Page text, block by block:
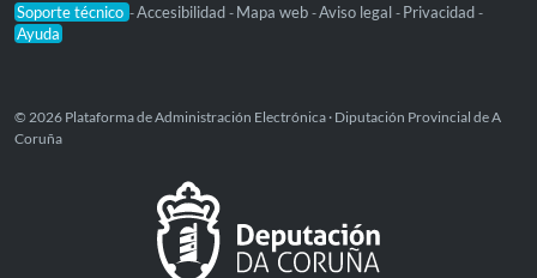
Soporte técnico -Accesibilidad - Mapa web -Aviso legal - Privacidad -
Ayuda
© 2026 Plataforma de Administración Electrónica · Diputación Provincial de A
Coruña